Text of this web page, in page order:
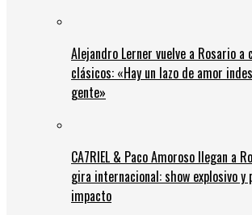
Alejandro Lerner vuelve a Rosario
clásicos: «Hay un lazo de amor
gente»
CA7RIEL & Paco Amoroso llegan a
gira internacional: show explosivo y
impacto